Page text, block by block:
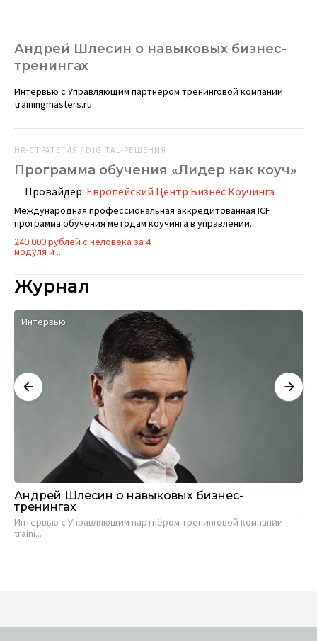
Андрей Шлесин о навыковых бизнес-
тренингах
Интервью с Управляющим партнёром тренинговой компании
trainingmasters.ru.
HR-СТРАТЕГИЯ / DIGITAL-РЕШЕНИЯ
Программа обучения «Лидер как коуч»
Провайдер: Европейский Центр Бизнес Коучинга
Международная профессиональная аккредитованная ICF
программа обучения методам коучинга в управлении.
240 000 рублей с человека за 4
модуля и ...
Журнал
Интервью
Андрей Шлесин о навыковых бизнес-
тренингах
Интервью с Управляющим партнёром тренинговой компании
traini...